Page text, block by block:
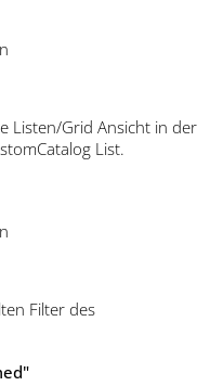
Listen/Grid Ansicht in der
List.
Filter des